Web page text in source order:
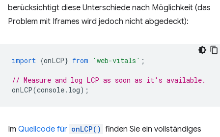
berücksichtigt diese Unterschiede nach Möglichkeit (das
Problem mit Iframes wird jedoch nicht abgedeckt):
import {onLCP} from 'web-vitals' ;
// Measure and log LCP as soon as it's available.
onLCP(console. log);
Im Quellcode für onLCP() finden Sie ein vollständiges